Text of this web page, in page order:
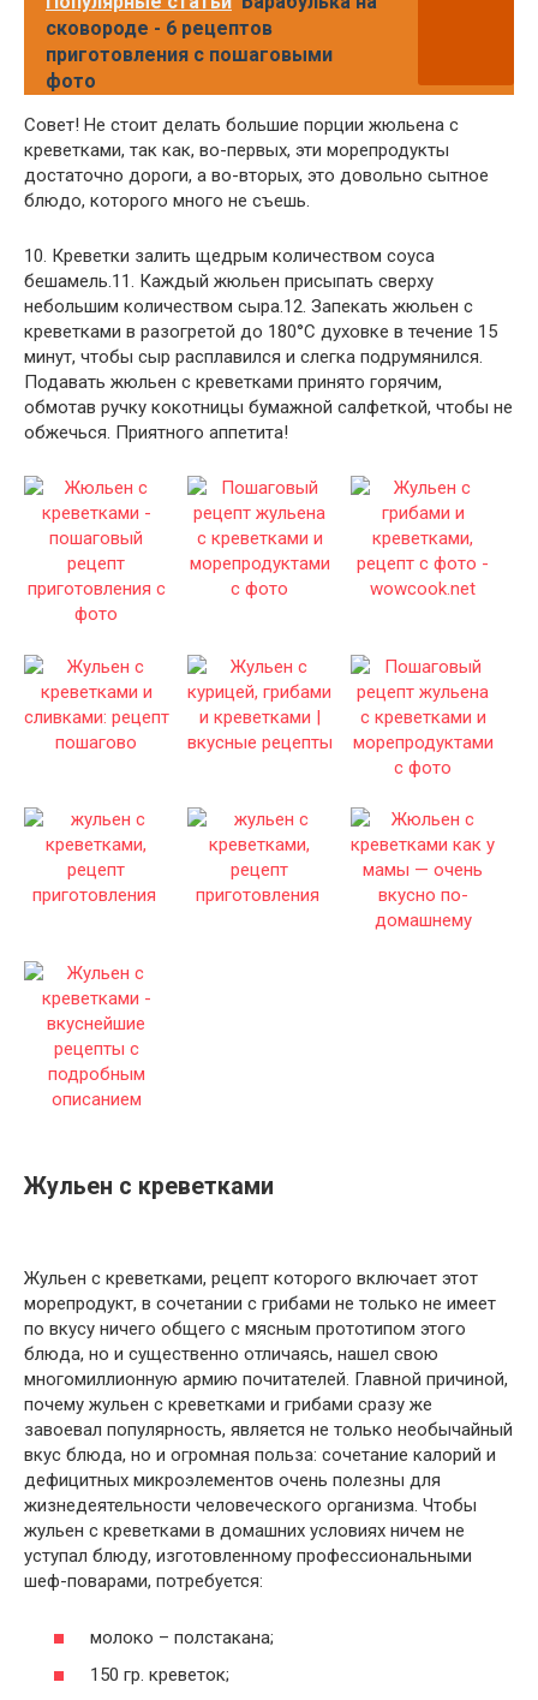
сковороде - 6 рецептов
приготовления с пошаговыми
фото
Совет! Не стоит делать большие порции жюльена с
креветками, так как, во-первых, эти морепродукты
достаточно дороги, а во-вторых, это довольно сытное
блюдо, которого много не съешь.
10. Креветки залить щедрым количеством соуса
бешамель.11. Каждый жюльен присыпать сверху
небольшим количеством сыра.12. Запекать жюльен с
креветками в разогретой до 180°С духовке в течение 15
минут, чтобы сыр расплавился и слегка подрумянился.
Подавать жюльен с креветками принято горячим,
обмотав ручку кокотницы бумажной салфеткой, чтобы не
обжечься. Приятного аппетита!
Жульен с креветками
Жульен с креветками, рецепт которого включает этот
морепродукт, в сочетании с грибами не только не имеет
по вкусу ничего общего с мясным прототипом этого
блюда, но и существенно отличаясь, нашел свою
многомиллионную армию почитателей. Главной причиной,
почему жульен с креветками и грибами сразу же
завоевал популярность, является не только необычайный
вкус блюда, но и огромная польза: сочетание калорий и
дефицитных микроэлементов очень полезны для
жизнедеятельности человеческого организма. Чтобы
жульен с креветками в домашних условиях ничем не
уступал блюду, изготовленному профессиональными
шеф-поварами, потребуется:
молоко – полстакана;
150 гр. креветок;